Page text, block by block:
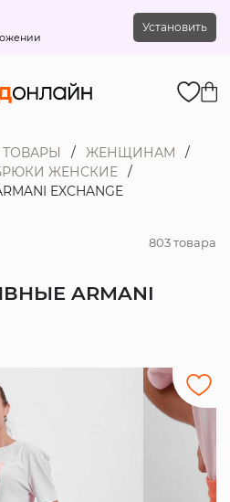
Установить
ТОВАРЫ
ЖЕНЩИНАМ
ЖЕНСКИЕ
EXCHANGE
803 товара
ARMANI